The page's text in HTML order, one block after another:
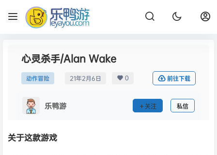
心灵杀手/Alan Wake
动作冒险 21年2月6日 0 前往下载
乐鸭游 关注 私信
关于这款游戏